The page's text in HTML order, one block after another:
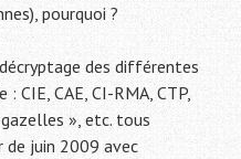
pourquoi ?
des différentes
CAE, CI-RMA, CTP,
», etc. tous
de juin 2009 avec